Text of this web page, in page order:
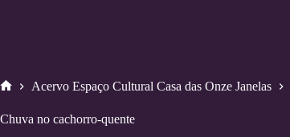
Acervo Espaço Cultural Casa das Onze Janelas
Chuva no cachorro-quente